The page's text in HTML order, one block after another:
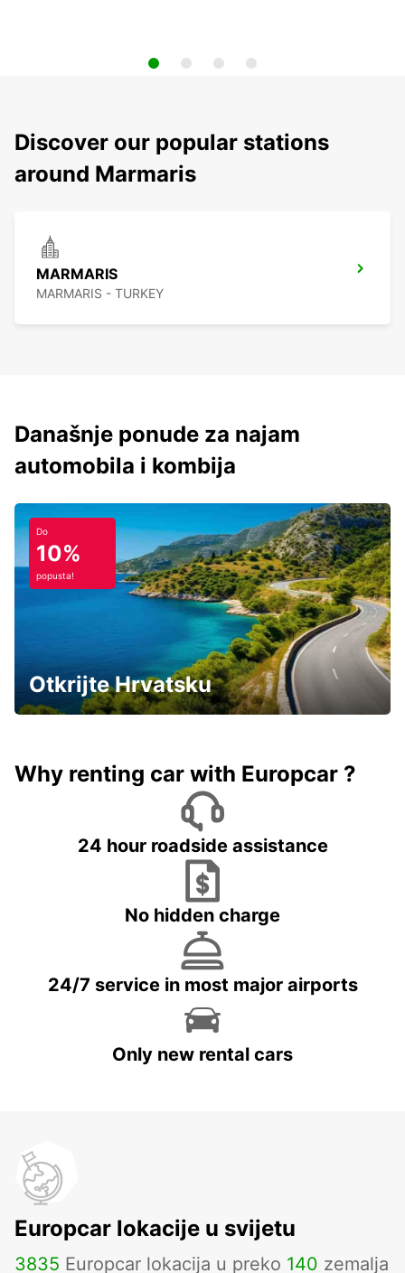
Discover our popular stations
around Marmaris
MARMARIS
MARMARIS - TURKEY
Današnje ponude za najam
automobila i kombija
Do
10%
popusta!
Otkrijte Hrvatsku
Why renting car with Europcar ?
24 hour roadside assistance
No hidden charge
24/7 service in most major airports
Only new rental cars
Europcar lokacije u svijetu
3835 Europcar lokacija u preko 140 zemalja